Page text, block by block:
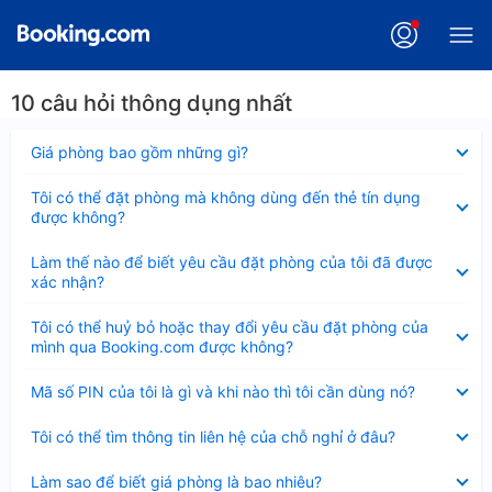
10 câu hỏi thông dụng nhất
Giá phòng bao gồm những gì?
thu
Tôi có thể đặt phòng mà không dùng đến thẻ tín dụng
được không?
thu
gọn
Làm thế nào để biết yêu cầu đặt phòng của tôi đã được
xác nhận?
thu
gọn
Tôi có thể huỷ bỏ hoặc thay đổi yêu cầu đặt phòng của
mình qua Booking.com được không?
thu
gọn
Mã số PIN của tôi là gì và khi nào thì tôi cần dùng nó?
thu
Tôi có thể tìm thông tin liên hệ của chỗ nghỉ ở đâu?
thu
Làm sao để biết giá phòng là bao nhiêu?
thu